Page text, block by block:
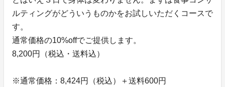
ルティングがどういうものかをお試しいただくコースで
す。
通常価格の10%offでご提供します。
8,200円（税込・送料込）
※通常価格：8,424円（税込）＋送料600円